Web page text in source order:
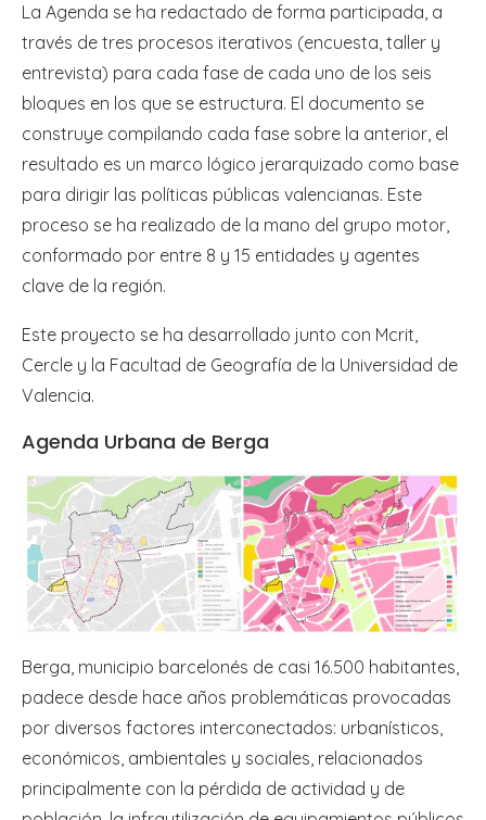
La Agenda se ha redactado de forma participada, a
través de tres procesos iterativos (encuesta, taller y
entrevista) para cada fase de cada uno de los seis
bloques en los que se estructura. El documento se
construye compilando cada fase sobre la anterior, el
resultado es un marco lógico jerarquizado como base
para dirigir las políticas públicas valencianas. Este
proceso se ha realizado de la mano del grupo motor,
conformado por entre 8 y 15 entidades y agentes
clave de la región.
Este proyecto se ha desarrollado junto con Mcrit,
Cercle y la Facultad de Geografía de la Universidad de
Valencia.
Agenda Urbana de Berga
Berga, municipio barcelonés de casi 16.500 habitantes,
padece desde hace años problemáticas provocadas
por diversos factores interconectados: urbanísticos,
económicos, ambientales y sociales, relacionados
principalmente con la pérdida de actividad y de